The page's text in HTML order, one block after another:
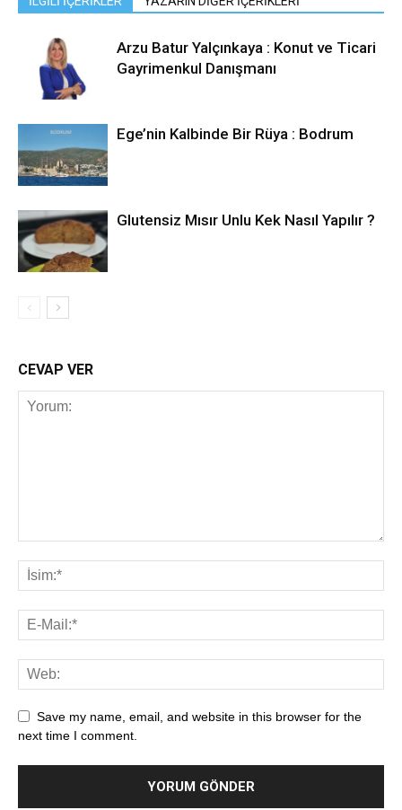
Arzu Batur Yalçınkaya : Konut ve Ticari
Gayrimenkul Danışmanı
Ege’nin Kalbinde Bir Rüya : Bodrum
Glutensiz Mısır Unlu Kek Nasıl Yapılır ?
CEVAP VER
Save my name, email, and website in this browser for the
next time I comment.